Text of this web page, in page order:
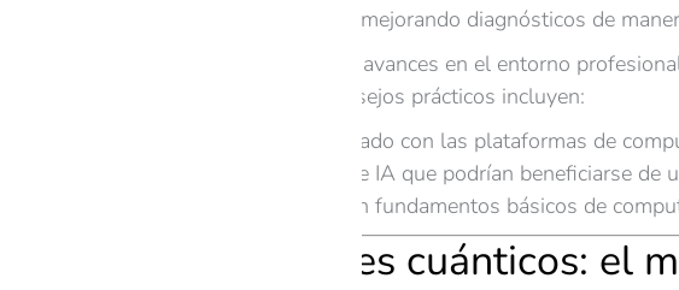
de imágenes médicas, mejorando diagnósticos de
Para aprovechar estos avances en el entorno
cuántica. Algunos consejos prácticos incluyen:
Mantenerse actualizado con las plataformas de
Evaluar proyectos de IA que podrían beneficiarse
Capacitar equipos en fundamentos básicos de
Procesadores cuánticos: